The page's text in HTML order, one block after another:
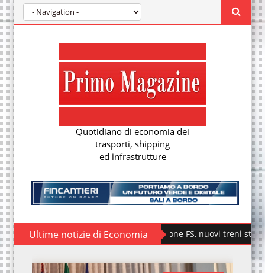
Quotidiano di economia dei
trasporti, shipping
ed infrastrutture
Ultime notizie di EconomiaFondazione FS, nuovi treni storici